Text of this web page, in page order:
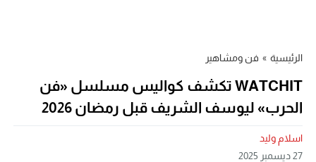
الرئيسية » فن ومشاهير
WATCHIT تكشف كواليس مسلسل «فن
الحرب» ليوسف الشريف قبل رمضان 2026
اسلام وليد
27 ديسمبر 2025